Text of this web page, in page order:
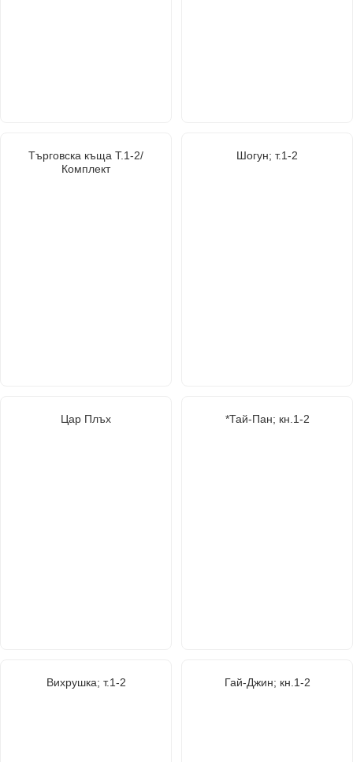
Търговска къща Т.1-2/
Комплект
Шогун; т.1-2
Цар Плъх *Тай-Пан; кн.1-2
Вихрушка; т.1-2 Гай-Джин; кн.1-2